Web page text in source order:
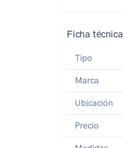
Ficha técnica
Tipo
Marca
Ubicación
Precio